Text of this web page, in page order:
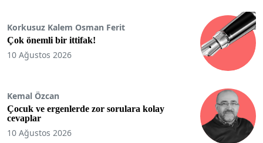
Korkusuz Kalem Osman Ferit
Çok önemli bir ittifak!
10 Ağustos 2026
Kemal Özcan
Çocuk ve ergenlerde zor sorulara kolay
cevaplar
10 Ağustos 2026